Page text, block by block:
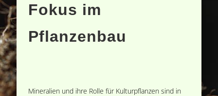
Fokus im
Pflanzenbau
Mineralien und ihre Rolle für Kulturpflanzen sind in